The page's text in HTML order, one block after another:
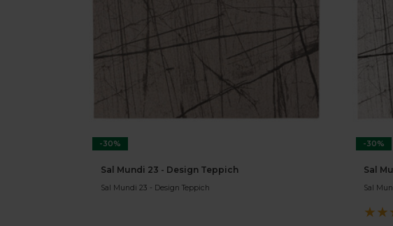
-30%
Sal Mundi 23 - Design Teppich
Sal Mundi 23 - Design Teppich
-30%
Sal
Sal
★★